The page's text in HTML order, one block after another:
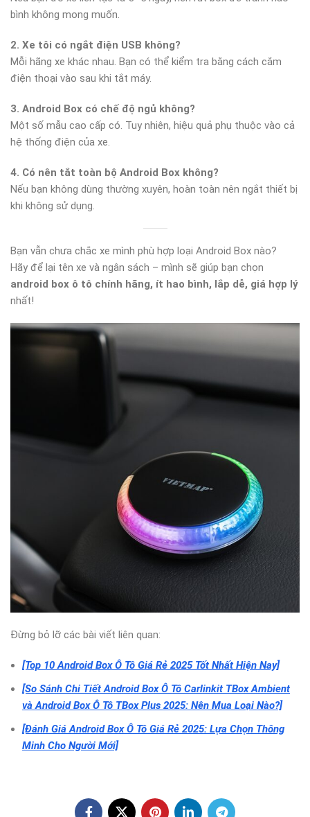
bình không mong muốn.
2. Xe tôi có ngắt điện USB không?
Mỗi hãng xe khác nhau. Bạn có thể kiểm tra bằng cách cắm
điện thoại vào sau khi tắt máy.
3. Android Box có chế độ ngủ không?
Một số mẫu cao cấp có. Tuy nhiên, hiệu quả phụ thuộc vào cả
hệ thống điện của xe.
4. Có nên tắt toàn bộ Android Box không?
Nếu bạn không dùng thường xuyên, hoàn toàn nên ngắt thiết bị
khi không sử dụng.
Bạn vẫn chưa chắc xe mình phù hợp loại Android Box nào?
Hãy để lại tên xe và ngân sách – mình sẽ giúp bạn chọn
android box ô tô chính hãng, ít hao bình, lắp dễ, giá hợp lý
nhất!
Đừng bỏ lỡ các bài viết liên quan:
[Top 10 Android Box Ô Tô Giá Rẻ 2025 Tốt Nhất Hiện Nay]
[So Sánh Chi Tiết Android Box Ô Tô Carlinkit TBox Ambient
và Android Box Ô Tô TBox Plus 2025: Nên Mua Loại Nào?]
[Đánh Giá Android Box Ô Tô Giá Rẻ 2025: Lựa Chọn Thông
Minh Cho Người Mới]